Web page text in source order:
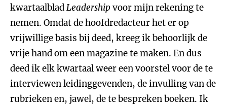
kwartaalbladLeadership voor mijn rekening te
nemen. Omdat de hoofdredacteur het er op
vrijwillige basis bij deed, kreeg ik behoorlijk de
vrije hand om een magazine te maken. En dus
deed ik elk kwartaal weer een voorstel voor de te
interviewen leidinggevenden, de invulling van de
rubrieken en, jawel, de te bespreken boeken. Ik